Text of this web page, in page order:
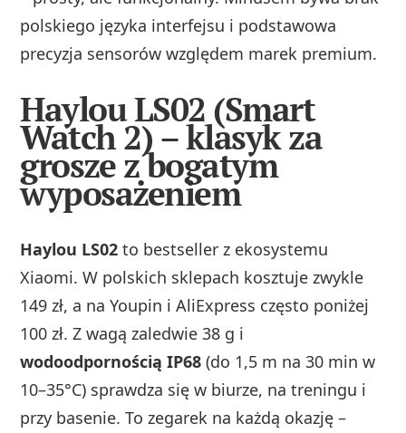
polskiego języka interfejsu i podstawowa
precyzja sensorów względem marek premium.
Haylou LS02 (Smart
Watch 2) – klasyk za
grosze z bogatym
wyposażeniem
Haylou LS02 to bestseller z ekosystemu
Xiaomi. W polskich sklepach kosztuje zwykle
149 zł, a na Youpin i AliExpress często poniżej
100 zł. Z wagą zaledwie 38 g i
wodoodpornością IP68 (do 1,5 m na 30 min w
10–35°C) sprawdza się w biurze, na treningu i
przy basenie. To zegarek na każdą okazję –